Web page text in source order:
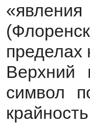
пределах
Верхний
символ